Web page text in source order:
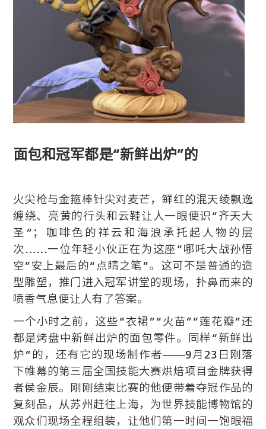
面包和冠军都是“新鲜出炉”的
火尖枪与金箍棒针尖对麦芒，鲜红的混天绫飘逸
缠绕、亮黄的行头和云鞋让人一眼便识“齐天大
圣”；咖啡色的祥云和海浪承托起人物的层
次……一位年轻小伙正在为这座“哪吒大战孙悟
空”安上最后的“点睛之笔”。这可不是普通的造
型雕塑，推门进入冠军讲堂的现场，扑鼻而来的
喷香气息便让人有了答案。
一个小时之前，这些“衣裙”“火苗”“莲花瓣”还
都是烤盘中新鲜出炉的面包零件。同样“新鲜出
炉”的，还有它的现场制作者——9月23日刚落
下帷幕的第三届全国技能大赛烘焙项目金牌获得
者侯金辰。刚刚结束比赛的他便带着夺冠作品的
复刻品，从苏州赶往上海，为世界技能博物馆的
观众们现场全程组装，让他们第一时间一饱眼福